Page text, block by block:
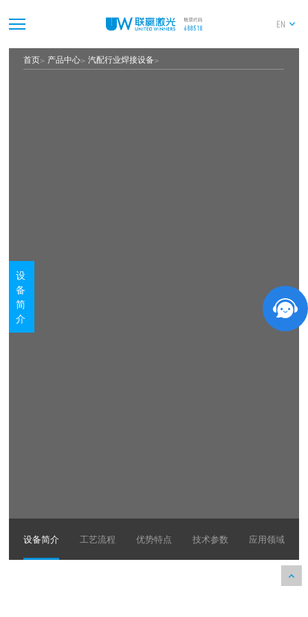
EN
首页 产品中心 汽配行业焊接设备
设
备
简
介
设备简介 工艺流程 优势特点 技术参数 应用领域